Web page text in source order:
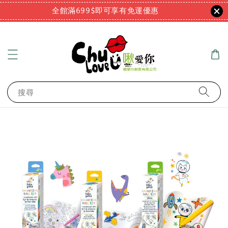
全館滿699$即可享有免運優惠
搜尋